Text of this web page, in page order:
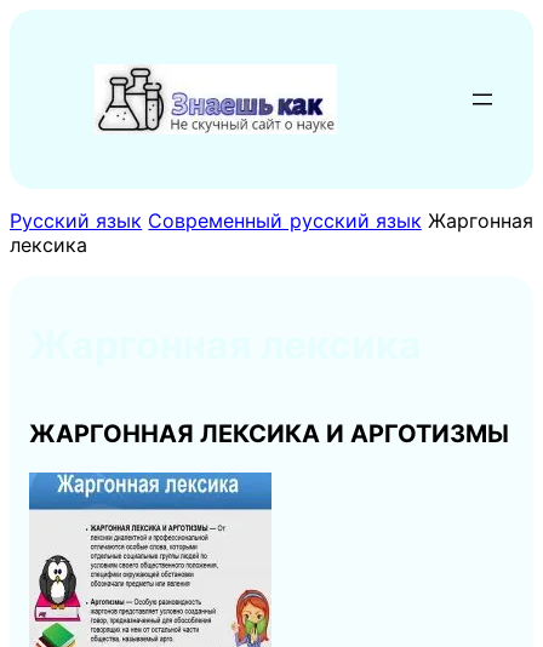
содержимому
Русский язык Современный русский язык Жаргонная
лексика
ЖАРГОННАЯ ЛЕКСИКА И АРГОТИЗМЫ